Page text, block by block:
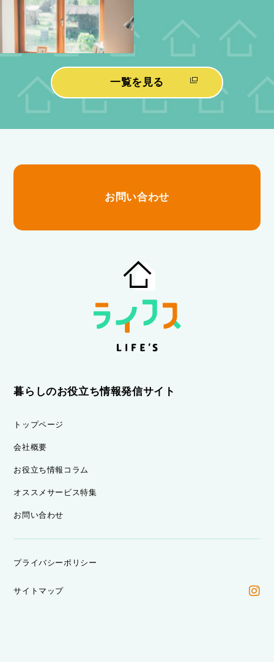
一覧を見る
お問い合わせ
暮らしのお役立ち情報発信サイト
トップページ
会社概要
お役立ち情報コラム
オススメサービス特集
お問い合わせ
プライバシーポリシー
サイトマップ